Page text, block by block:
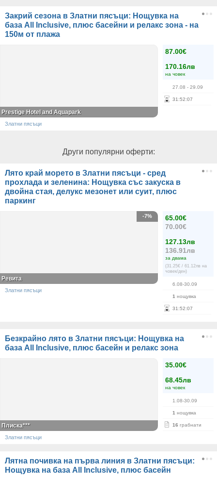
Закрий сезона в Златни пясъци: Нощувка на
база All Inclusive, плюс басейни и релакс зона - на
150м от плажа
87.00€
170.16лв
на човек
27.08 - 29.09
31 :52:07
Prestige Hotel and Aquapark
Златни пясъци
Други популярни оферти:
Лято край морето в Златни пясъци - сред
прохлада и зеленина: Нощувка със закуска в
двойна стая, делукс мезонет или суит, плюс
паркинг
65.00€
70.00€
127.13лв
136.91лв
за двама
(31.25€ / 61.12лв на
човек/ден)
6.08-30.09
1 нощувка
31 :52:07
-7%
Ревита
Златни пясъци
Безкрайно лято в Златни пясъци: Нощувка на
база All Inclusive, плюс басейн и релакс зона
35.00€
68.45лв
на човек
1.08-30.09
1 нощувка
16 грабнати
Плиска***
Златни пясъци
Лятна почивка на първа линия в Златни пясъци:
Нощувка на база All Inclusive, плюс басейн